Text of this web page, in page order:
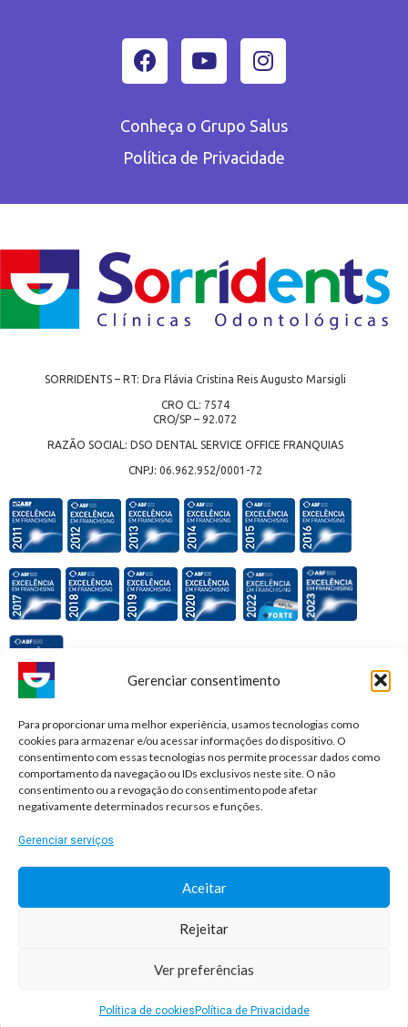
Gerenciar consentimento
Para proporcionar uma melhor experiência, usamos tecnologias como
cookies para armazenar e/ou acessar informações do dispositivo. O
consentimento com essas tecnologias nos permite processar dados como
comportamento da navegação ou IDs exclusivos neste site. O não
consentimento ou a revogação do consentimento pode afetar
negativamente determinados recursos e funções.
Gerenciar serviços
Aceitar
Rejeitar
Ver preferências
Política de cookies Política de Privacidade
Conheça o Grupo Salus
Política de Privacidade
SORRIDENTS – RT: Dra Flávia Cristina Reis Augusto Marsigli
CRO CL: 7574
CRO/SP – 92.072
RAZÃO SOCIAL: DSO DENTAL SERVICE OFFICE FRANQUIAS
CNPJ: 06.962.952/0001-72
Premiações e honrarias: